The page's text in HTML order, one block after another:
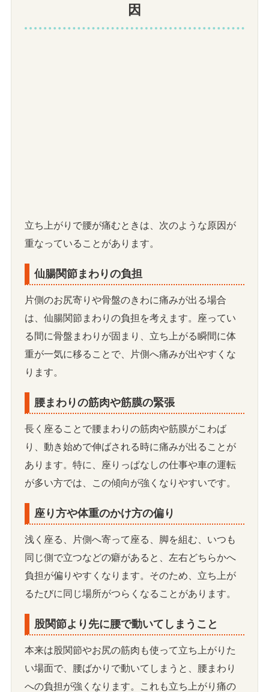
因
立ち上がりで腰が痛むときは、次のような原因が
重なっていることがあります。
仙腸関節まわりの負担
片側のお尻寄りや骨盤のきわに痛みが出る場合
は、仙腸関節まわりの負担を考えます。座ってい
る間に骨盤まわりが固まり、立ち上がる瞬間に体
重が一気に移ることで、片側へ痛みが出やすくな
ります。
腰まわりの筋肉や筋膜の緊張
長く座ることで腰まわりの筋肉や筋膜がこわば
り、動き始めで伸ばされる時に痛みが出ることが
あります。特に、座りっぱなしの仕事や車の運転
が多い方では、この傾向が強くなりやすいです。
座り方や体重のかけ方の偏り
浅く座る、片側へ寄って座る、脚を組む、いつも
同じ側で立つなどの癖があると、左右どちらかへ
負担が偏りやすくなります。そのため、立ち上が
るたびに同じ場所がつらくなることがあります。
股関節より先に腰で動いてしまうこと
本来は股関節やお尻の筋肉も使って立ち上がりた
い場面で、腰ばかりで動いてしまうと、腰まわり
への負担が強くなります。これも立ち上がり痛の